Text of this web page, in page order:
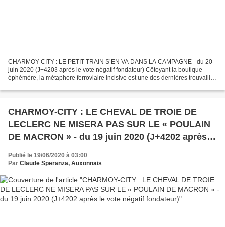
CHARMOY-CITY : LE PETIT TRAIN S’EN VA DANS LA CAMPAGNE - du 20
juin 2020 (J+4203 après le vote négatif fondateur) Côtoyant la boutique
éphémère, la métaphore ferroviaire incisive est une des dernières trouvailles
CHARMOY-CITY : LE CHEVAL DE TROIE DE
LECLERC NE MISERA PAS SUR LE « POULAIN
DE MACRON » - du 19 juin 2020 (J+4202 après le
Publié le 19/06/2020 à 03:00
Par Claude Speranza, Auxonnais